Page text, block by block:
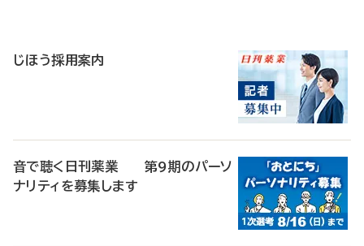
じほう採用案内
音で聴く日刊薬業 第9期のパーソ
ナリティを募集します